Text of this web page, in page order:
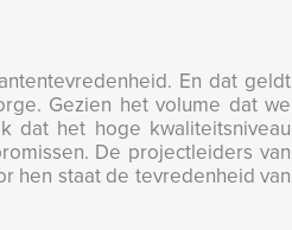
En dat geldt
Gezien het volume dat we
dat het hoge kwaliteitsniveau
De projectleiders van
hen staat de tevredenheid van